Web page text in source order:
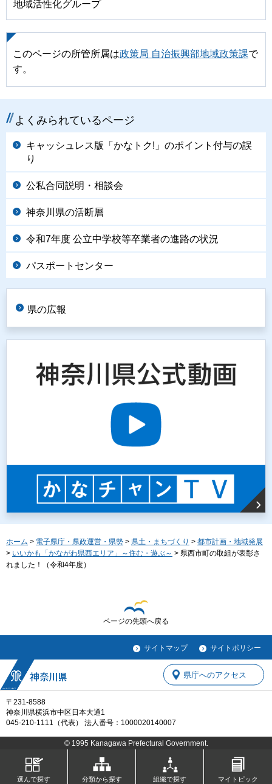
地域活性化グループ
このページの所管所属は政策局 自治振興部地域政策課で
す。
よくみられているページ
キャッシュレス版「かなトク!」のポイント付与の誤
り
公私合同説明・相談会
神奈川県の活断層
令和7年度 公立中学校等卒業者の進路の状況
パスポートセンター
県の広報
ホーム > 電子県庁・県政運営・県勢 > 県土・まちづくり > 都市計画・地域発展
> いいかも「かながわ県西エリア」～住む・遊ぶ～ > 県西市町の取組が表彰さ
れました！（令和4年度）
ページの先頭へ戻る
サイトマップ サイトポリシー
〒231-8588
神奈川県横浜市中区日本大通1
045-210-1111（代表） 法人番号：1000020140007
県庁へのアクセス
© 1995 Kanagawa Prefectural Government.
選んで探す 分類から探す 組織で探す マイトピック